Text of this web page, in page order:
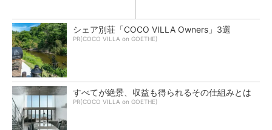
シェア別荘「COCO VILLA Owners」3選
PR(COCO VILLA on GOETHE)
すべてが絶景、収益も得られるその仕組みとは
PR(COCO VILLA on GOETHE)